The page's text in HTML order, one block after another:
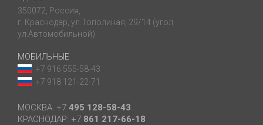
350072, Россия,
г. Краснодар, ул.Тополиная, 29/14 (угол
ул.Автомобильной)
МОБИЛЬНЫЕ
+7 916 555-58-43
+7 918 121-22-71
МОСКВА: +7 495 128-58-43
КРАСНОДАР: +7 861 217-66-18